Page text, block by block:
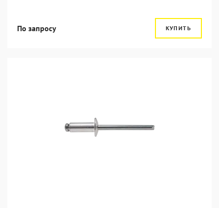
По запросу КУПИТЬ